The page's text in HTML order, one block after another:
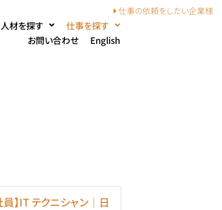
材を探す
仕事を探す
お問い合わせ
English
仕事の依頼をしたい企業様
】IT テクニシャン｜日